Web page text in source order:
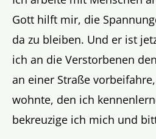
Gott hilft mir, die
da zu bleiben. Und er ist
ich an die Verstorbenen
an einer Straße
wohnte, den ich
bekreuzige ich mich und